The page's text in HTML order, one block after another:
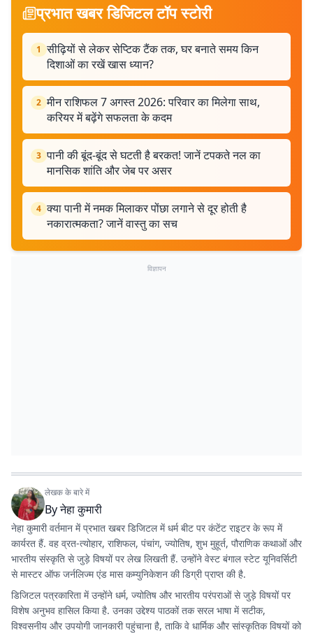
प्रभात खबर डिजिटल टॉप स्टोरी
1 सीढ़ियों से लेकर सेप्टिक टैंक तक, घर बनाते समय किन
दिशाओं का रखें खास ध्यान?
2 मीन राशिफल 7 अगस्त 2026: परिवार का मिलेगा साथ,
करियर में बढ़ेंगे सफलता के कदम
3 पानी की बूंद-बूंद से घटती है बरकत! जानें टपकते नल का
मानसिक शांति और जेब पर असर
4 क्या पानी में नमक मिलाकर पोंछा लगाने से दूर होती है
नकारात्मकता? जानें वास्तु का सच
विज्ञापन
लेखक के बारे में
Byनेहा कुमारी
नेहा कुमारी वर्तमान में प्रभात खबर डिजिटल में धर्म बीट पर कंटेंट राइटर के रूप में
कार्यरत हैं. वह व्रत-त्योहार, राशिफल, पंचांग, ज्योतिष, शुभ मुहूर्त, पौराणिक कथाओं और
भारतीय संस्कृति से जुड़े विषयों पर लेख लिखती हैं. उन्होंने वेस्ट बंगाल स्टेट यूनिवर्सिटी
से मास्टर ऑफ जर्नलिज्म एंड मास कम्युनिकेशन की डिग्री प्राप्त की है.
डिजिटल पत्रकारिता में उन्होंने धर्म, ज्योतिष और भारतीय परंपराओं से जुड़े विषयों पर
विशेष अनुभव हासिल किया है. उनका उद्देश्य पाठकों तक सरल भाषा में सटीक,
विश्वसनीय और उपयोगी जानकारी पहुंचाना है, ताकि वे धार्मिक और सांस्कृतिक विषयों को